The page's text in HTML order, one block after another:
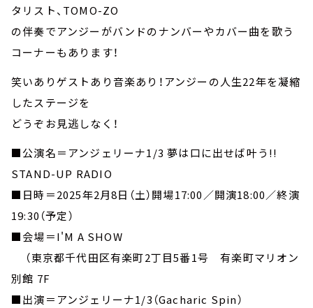
タリスト、TOMO-ZO
の伴奏でアンジーがバンドのナンバーやカバー曲を歌う
コーナーもあります！
笑いありゲストあり音楽あり！アンジーの人生22年を凝縮
したステージを
どうぞお見逃しなく！
■公演名＝アンジェリーナ1/3 夢は口に出せば叶う!!
STAND-UP RADIO
■日時＝2025年2月8日（土）開場17:00／開演18:00／終演
19:30（予定）
■会場＝I'M A SHOW
（東京都千代田区有楽町2丁目5番1号 有楽町マリオン
別館 7F
■出演＝アンジェリーナ1/3（Gacharic Spin）